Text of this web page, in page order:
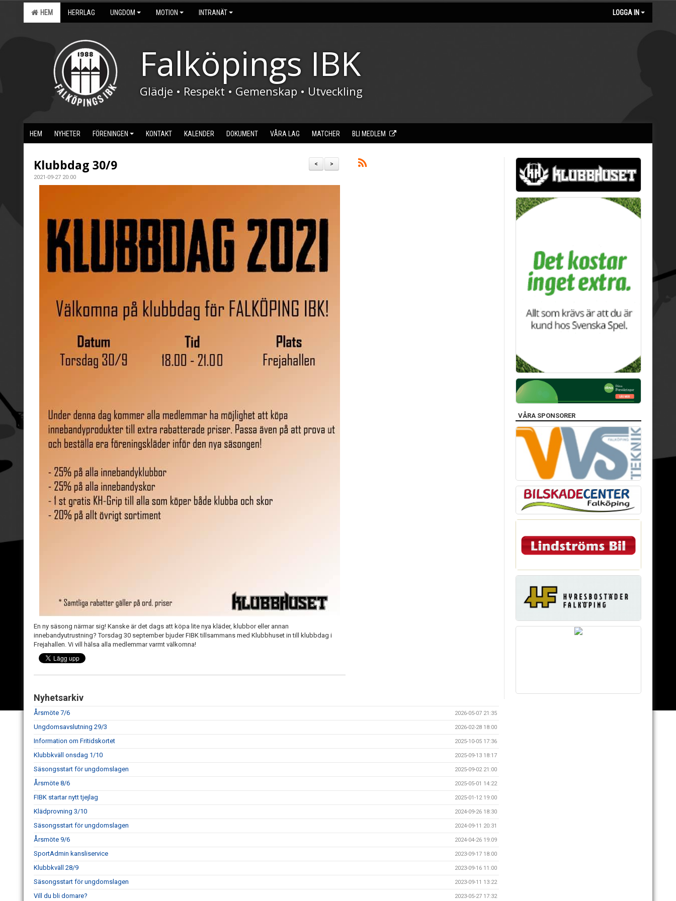
HEM HERRLAG UNGDOM MOTION INTRANÄT LOGGA IN
Falköpings IBK
Glädje • Respekt • Gemenskap • Utveckling
HEM NYHETER FÖRENINGEN KONTAKT KALENDER DOKUMENT VÅRA LAG MATCHER BLI MEDLEM
>
<
Klubbdag 30/9
2021-09-27 20:00
En ny säsong närmar sig! Kanske är det dags att köpa lite nya kläder, klubbor eller annan
innebandyutrustning? Torsdag 30 september bjuder FIBK tillsammans med Klubbhuset in till klubbdag i
Frejahallen. Vi vill hälsa alla medlemmar varmt välkomna!
Nyhetsarkiv
Årsmöte 7/6 2026-05-07 21:35
Ungdomsavslutning 29/3 2026-02-28 18:00
Information om Fritidskortet 2025-10-05 17:36
Klubbkväll onsdag 1/10 2025-09-13 18:17
Säsongsstart för ungdomslagen 2025-09-02 21:00
Årsmöte 8/6 2025-05-01 14:22
FIBK startar nytt tjejlag 2025-01-12 19:00
Klädprovning 3/10 2024-09-26 18:30
Säsongsstart för ungdomslagen 2024-09-11 20:31
Årsmöte 9/6 2024-04-26 19:09
SportAdmin kansliservice 2023-09-17 18:00
Klubbkväll 28/9 2023-09-16 11:00
Säsongsstart för ungdomslagen 2023-09-11 13:22
Vill du bli domare? 2023-05-27 17:32
VÅRA SPONSORER